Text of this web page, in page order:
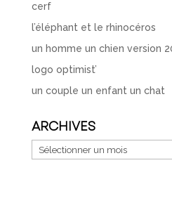
cerf
l’éléphant et le rhinocéros
un homme un chien version
logo optimist’
un couple un enfant un chat
ARCHIVES
Archives